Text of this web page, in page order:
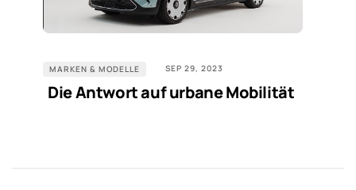
MARKEN & MODELLE SEP 29, 2023
Die Antwort auf urbane Mobilität